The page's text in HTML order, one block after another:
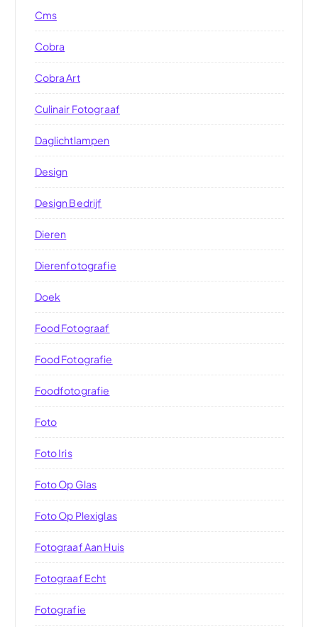
Cms
Cobra
Cobra Art
Culinair Fotograaf
Daglichtlampen
Design
Design Bedrijf
Dieren
Dierenfotografie
Doek
Food Fotograaf
Food Fotografie
Foodfotografie
Foto
Foto Iris
Foto Op Glas
Foto Op Plexiglas
Fotograaf Aan Huis
Fotograaf Echt
Fotografie